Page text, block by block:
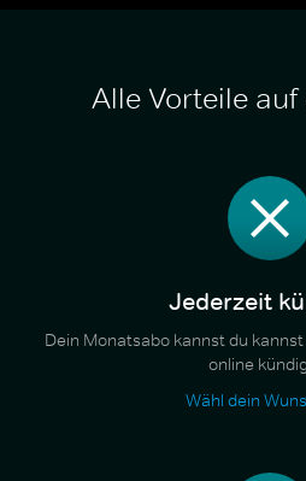
Alle Vorteile
Jederzeit
Dein Monatsabo kannst du
online
Wähl dein